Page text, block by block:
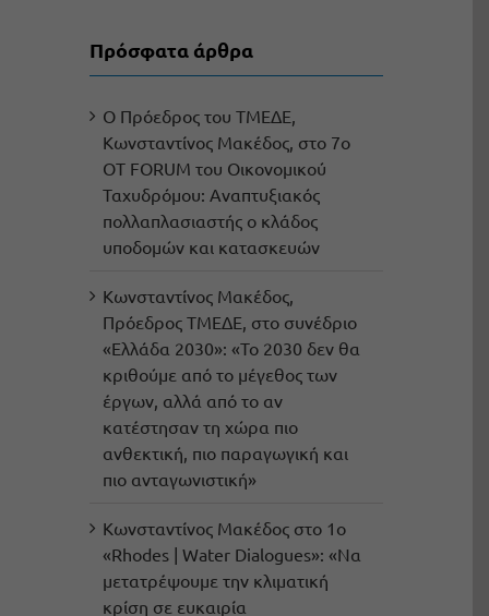
Πρόσφατα άρθρα
Ο Πρόεδρος του ΤΜΕΔΕ,
Κωνσταντίνος Μακέδος, στο 7ο
OT FORUM του Οικονομικού
Ταχυδρόμου: Αναπτυξιακός
πολλαπλασιαστής ο κλάδος
υποδομών και κατασκευών
Κωνσταντίνος Μακέδος,
Πρόεδρος ΤΜΕΔΕ, στο συνέδριο
«Ελλάδα 2030»: «Το 2030 δεν θα
κριθούμε από το μέγεθος των
έργων, αλλά από το αν
κατέστησαν τη χώρα πιο
ανθεκτική, πιο παραγωγική και
πιο ανταγωνιστική»
Κωνσταντίνος Μακέδος στο 1ο
«Rhodes | Water Dialogues»: «Να
μετατρέψουμε την κλιματική
κρίση σε ευκαιρία